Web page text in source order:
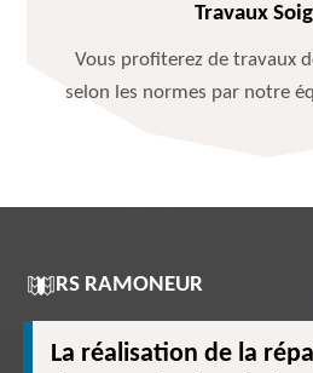
Travaux
Vous profiterez de travaux
selon les normes par notre
RS RAMONEUR
La réalisation de la